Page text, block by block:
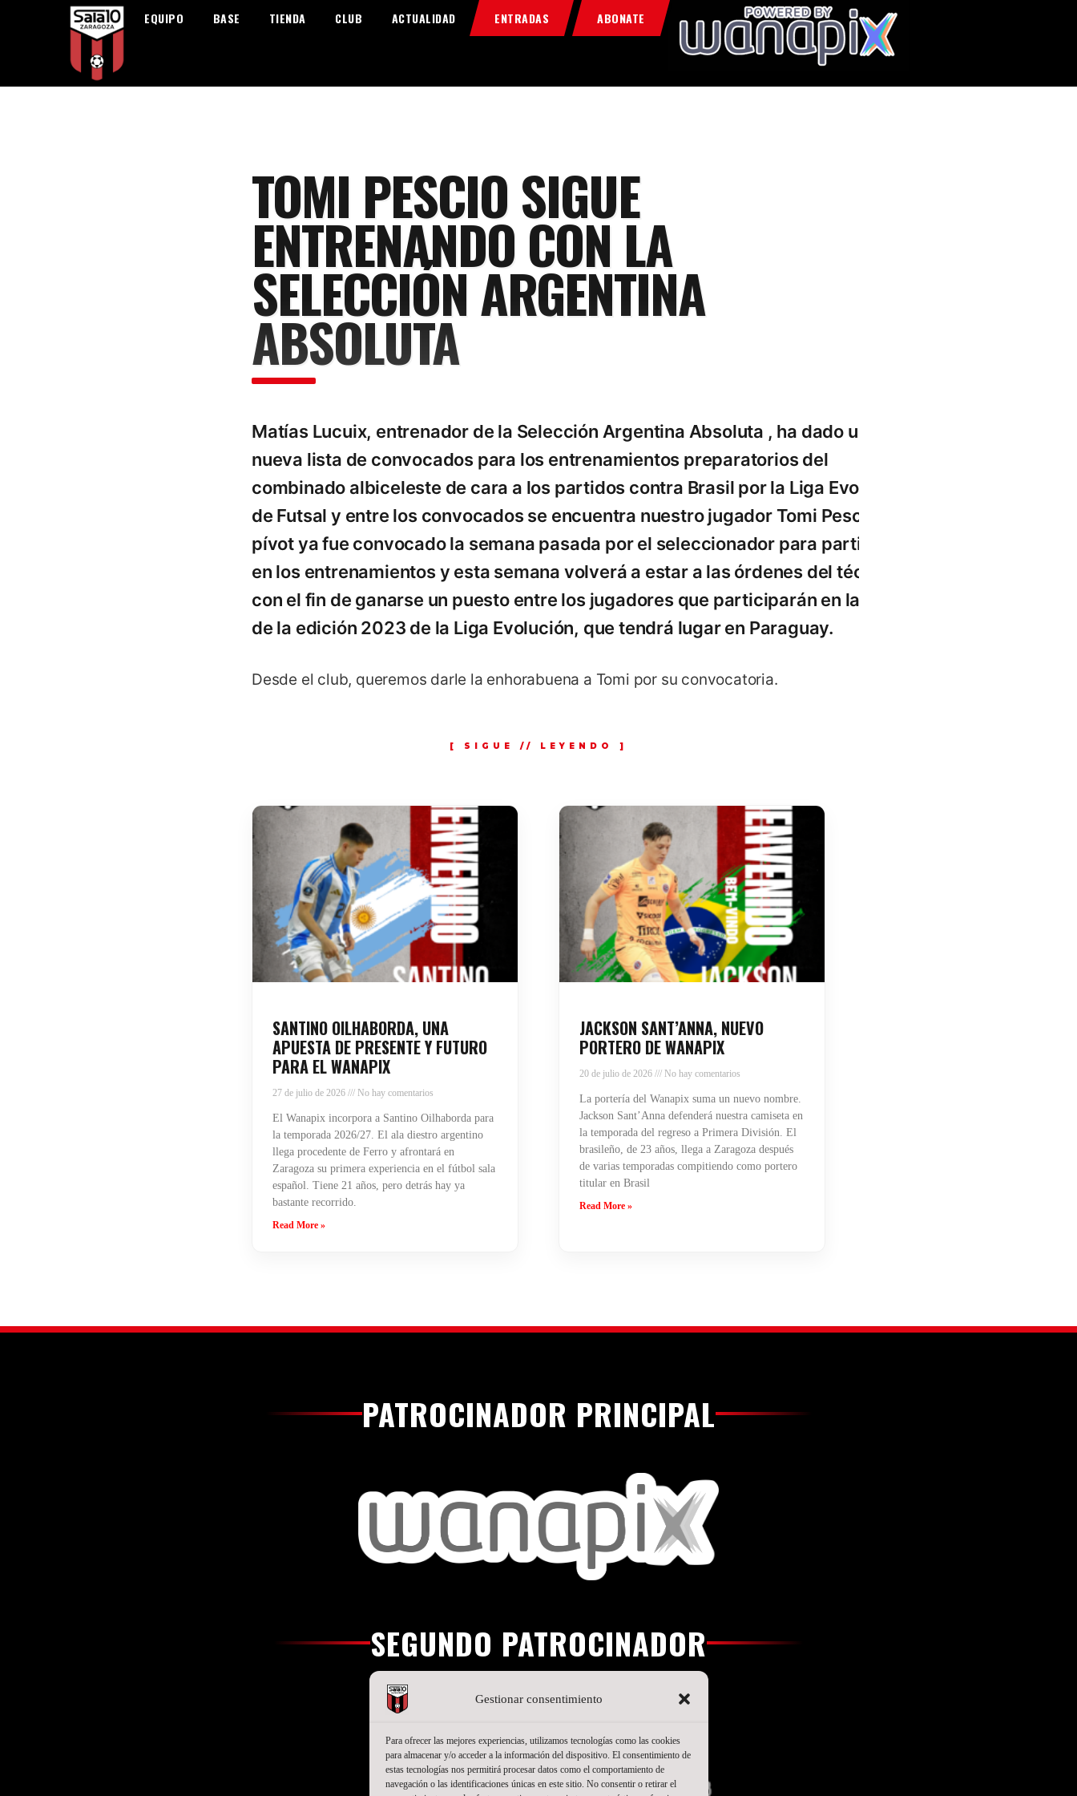
Gestionar consentimiento
Para ofrecer las mejores experiencias, utilizamos tecnologías como las cookies
para almacenar y/o acceder a la información del dispositivo. El consentimiento de
estas tecnologías nos permitirá procesar datos como el comportamiento de
navegación o las identificaciones únicas en este sitio. No consentir o retirar el
EQUIPO BASE TIENDA CLUB ACTUALIDAD ENTRADAS ABONATE
Home
Food & Drink
TOMI PESCIO SIGUE
ENTRENANDO CON LA
SELECCIÓN ARGENTINA
ABSOLUTA
Matías Lucuix, entrenador de la Selección Argentina Absoluta , ha dado una
nueva lista de convocados para los entrenamientos preparatorios del
combinado albiceleste de cara a los partidos contra Brasil por la Liga Evolución
de Futsal y entre los convocados se encuentra nuestro jugador Tomi Pescio. El
pívot ya fue convocado la semana pasada por el seleccionador para participar
en los entrenamientos y esta semana volverá a estar a las órdenes del técnico
con el fin de ganarse un puesto entre los jugadores que participarán en la final
de la edición 2023 de la Liga Evolución, que tendrá lugar en Paraguay.
Desde el club, queremos darle la enhorabuena a Tomi por su convocatoria.
SANTINO OILHABORDA, UNA
APUESTA DE PRESENTE Y FUTURO
PARA EL WANAPIX
27 de julio de 2026 No hay comentarios
El Wanapix incorpora a Santino Oilhaborda para
la temporada 2026/27. El ala diestro argentino
llega procedente de Ferro y afrontará en
Zaragoza su primera experiencia en el fútbol sala
español. Tiene 21 años, pero detrás hay ya
bastante recorrido.
Read More »
JACKSON SANT’ANNA, NUEVO
PORTERO DE WANAPIX
20 de julio de 2026 No hay comentarios
La portería del Wanapix suma un nuevo nombre.
Jackson Sant’Anna defenderá nuestra camiseta en
la temporada del regreso a Primera División. El
brasileño, de 23 años, llega a Zaragoza después
de varias temporadas compitiendo como portero
titular en Brasil
Read More »
PATROCINADOR PRINCIPAL
SEGUNDO PATROCINADOR